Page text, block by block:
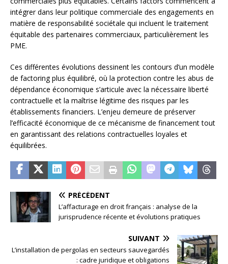
intégrer dans leur politique commerciale des engagements en
matière de responsabilité sociétale qui incluent le traitement
équitable des partenaires commerciaux, particulièrement les
PME.
Ces différentes évolutions dessinent les contours d’un modèle
de factoring plus équilibré, où la protection contre les abus de
dépendance économique s’articule avec la nécessaire liberté
contractuelle et la maîtrise légitime des risques par les
établissements financiers. L’enjeu demeure de préserver
l’efficacité économique de ce mécanisme de financement tout
en garantissant des relations contractuelles loyales et
équilibrées.
PRÉCÉDENT
L’affacturage en droit français : analyse de la
jurisprudence récente et évolutions pratiques
SUIVANT
L’installation de pergolas en secteurs sauvegardés
: cadre juridique et obligations